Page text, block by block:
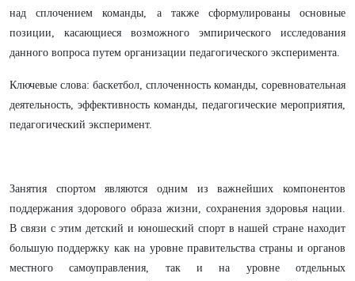
над сплочением команды, а также сформулированы основные
позиции, касающиеся возможного эмпирического исследования
данного вопроса путем организации педагогического эксперимента.
Ключевые слова: баскетбол, сплоченность команды, соревновательная
деятельность, эффективность команды, педагогические мероприятия,
педагогический эксперимент.
Занятия спортом являются одним из важнейших компонентов
поддержания здорового образа жизни, сохранения здоровья нации.
В связи с этим детский и юношеский спорт в нашей стране находит
большую поддержку как на уровне правительства страны и органов
местного самоуправления, так и на уровне отдельных